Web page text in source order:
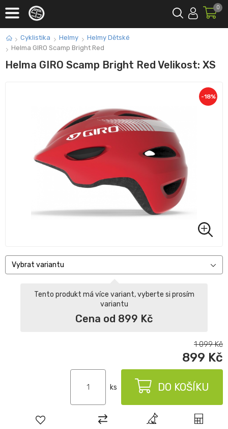
0
Cyklistika Helmy
Helmy Dětské
Helma GIRO Scamp Bright Red
Helma GIRO Scamp Bright Red Velikost: XS
-18%
Vybrat variantu
Tento produkt má více variant, vyberte si prosím
variantu
Cena od 899 Kč
1 099Kč
899 Kč
ks DO KOŠÍKU